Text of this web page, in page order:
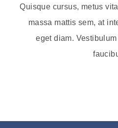
Quisque cursus, metus
massa mattis sem, at
eget diam.